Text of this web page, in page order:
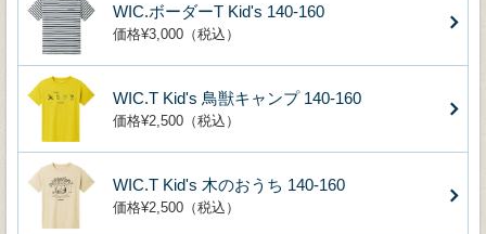
WIC.ボーダーT Kid's 140-160
価格¥3,000（税込）
WIC.T Kid's 鳥獣キャンプ 140-160
価格¥2,500（税込）
WIC.T Kid's 木のおうち 140-160
価格¥2,500（税込）